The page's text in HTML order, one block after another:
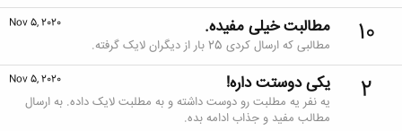
10
Nov 5, 2020 مطالبت خیلی مفیده.
مطالبی که ارسال کردی 25 بار از دیگران لایک گرفته.
2
Nov 5, 2020 یکی دوستت داره!
یه نفر یه مطلبت رو دوست داشته و به مطلبت لایک داده. به ارسال
مطالب مفید و جذاب ادامه بده.